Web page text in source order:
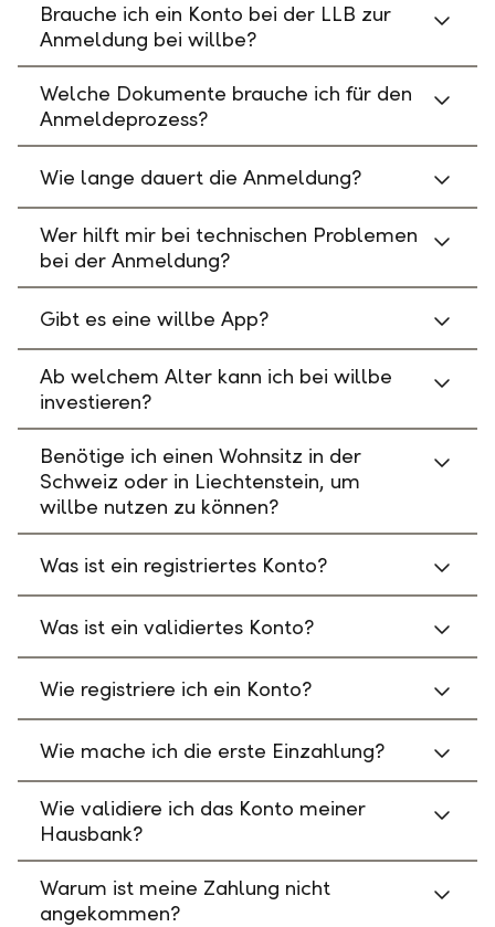
Brauche ich ein Konto bei der LLB zur
Anmeldung bei willbe?
Welche Dokumente brauche ich für den
Anmeldeprozess?
Wie lange dauert die Anmeldung?
Wer hilft mir bei technischen Problemen
bei der Anmeldung?
Gibt es eine willbe App?
Ab welchem Alter kann ich bei willbe
investieren?
Benötige ich einen Wohnsitz in der
Schweiz oder in Liechtenstein, um
willbe nutzen zu können?
Was ist ein registriertes Konto?
Was ist ein validiertes Konto?
Wie registriere ich ein Konto?
Wie mache ich die erste Einzahlung?
Wie validiere ich das Konto meiner
Hausbank?
Warum ist meine Zahlung nicht
angekommen?